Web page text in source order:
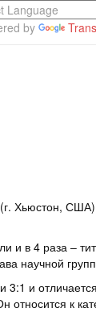
by
Хьюстон,
и в 4 раза –
научной
3:1 и
к